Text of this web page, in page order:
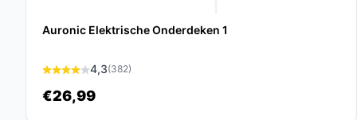
Hoe lang gaat dit product mee?
gebruik en de zorg.
Auronic Elektrische Onderdeken 1
4,3(382)
€26,99